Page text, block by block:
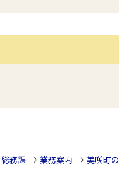
総務課 業務案内
美咲町の